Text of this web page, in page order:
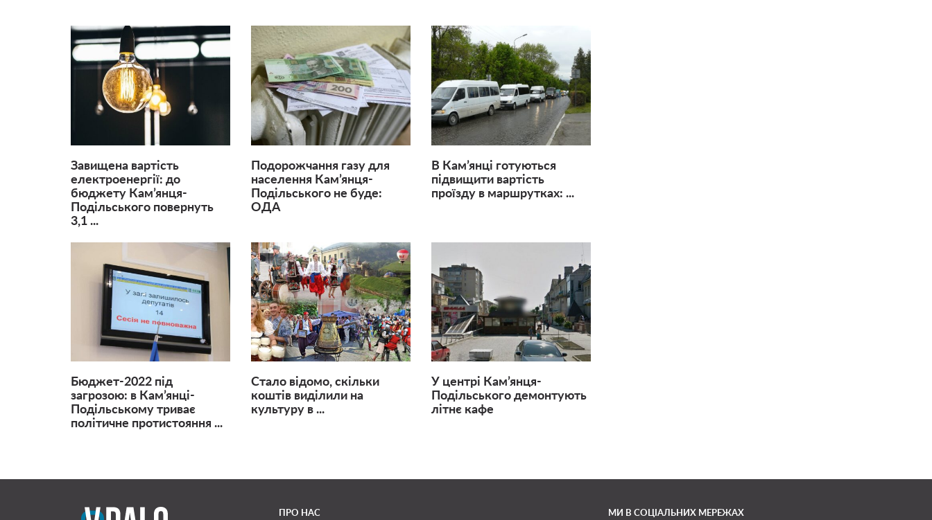
Завищена вартість
електроенергії: до
бюджету Кам’янця-
Подільського повернуть
3,1 ...
Подорожчання газу для
населення Кам’янця-
Подільського не буде:
ОДА
В Кам’янці готуються
підвищити вартість
проїзду в маршрутках: ...
Бюджет-2022 під
загрозою: в Кам’янці-
Подільському триває
політичне протистояння ...
Стало відомо, скільки
коштів виділили на
культуру в ...
У центрі Кам’янця-
Подільського демонтують
літнє кафе
ПРО НАС МИ В СОЦІАЛЬНИХ МЕРЕЖАХ